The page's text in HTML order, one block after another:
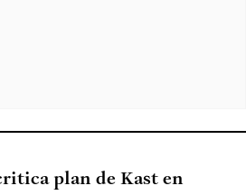
plan de Kast en